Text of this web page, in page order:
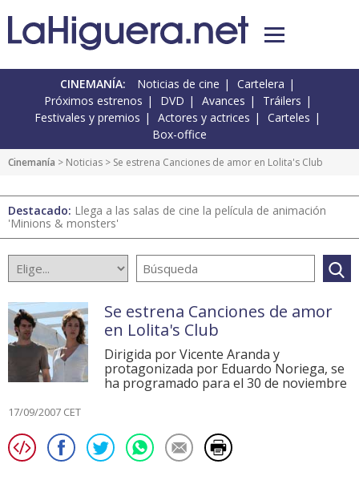
CINEMANÍA: Noticias de cine
Cartelera
Próximos estrenos
DVD Avances
Tráilers
Festivales y premios
Actores y actrices
Carteles
Box-office
Cinemanía > Noticias > Se estrena Canciones de amor en Lolita's Club
Destacado: Llega a las salas de cine la película de animación
'Minions & monsters'
Se estrena Canciones de amor
en Lolita's Club
Dirigida por Vicente Aranda y
protagonizada por Eduardo Noriega, se
ha programado para el 30 de noviembre
17/09/2007 CET